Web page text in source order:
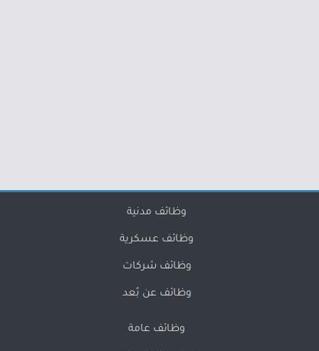
وظائف مدنية
وظائف عسكرية
وظائف شركات
وظائف عن بُعد
وظائف عامة